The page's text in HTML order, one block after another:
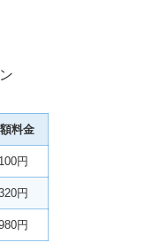
料金
円
円
円